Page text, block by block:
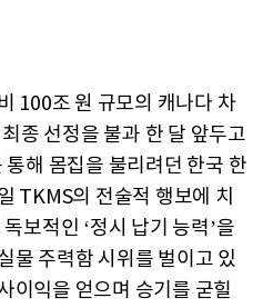
100조 원 규모의 캐나다 차
종 선정을 불과 한 달 앞두고
해 몸집을 불리려던 한국 한
TKMS의 전술적 행보에 치
보적인 ‘정시 납기 능력’을
물 주력함 시위를 벌이고 있
이익을 얻으며 승기를 굳힐